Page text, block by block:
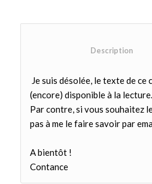
Je suis désolée, le texte de ce
(encore) disponible à la lecture.
Par contre, si vous souhaitez
pas à me le faire savoir par
A bientôt !
Contance